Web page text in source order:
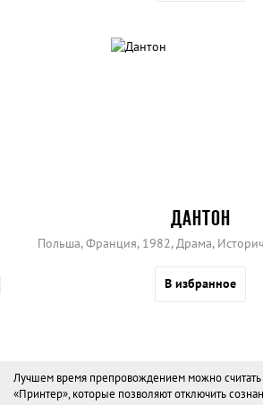
ДАНТОН
Польша, Франция, 1982, Драма,
В избранное
Лучшем время препровождением можно
«Принтер», которые позволяют отключить